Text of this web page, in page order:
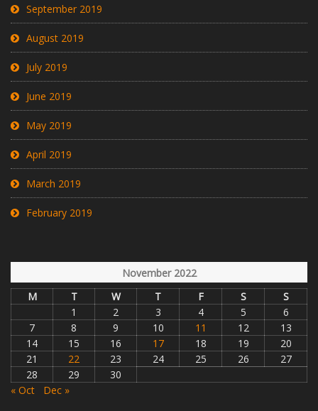
September 2019
August 2019
July 2019
June 2019
May 2019
April 2019
March 2019
February 2019
November 2022
M
T W T F S
S
1
2 3 4 5
6
7
8 9 10 11 12
13
14
15 16 17 18 19
20
21
22 23 24 25 26
27
28
29
30
« Oct
Dec »